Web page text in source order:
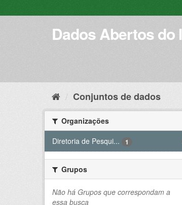
para
Dados Abertos do
Conjuntos de dados
Organizações
Diretoria de Pesqui...
1
Grupos
Não há Grupos que correspondam a
essa busca